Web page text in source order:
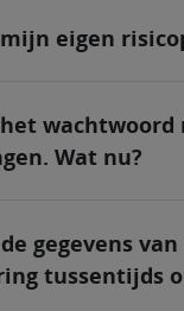
eigen
wachtwoord
Wat nu?
gegevens van
tussentijds